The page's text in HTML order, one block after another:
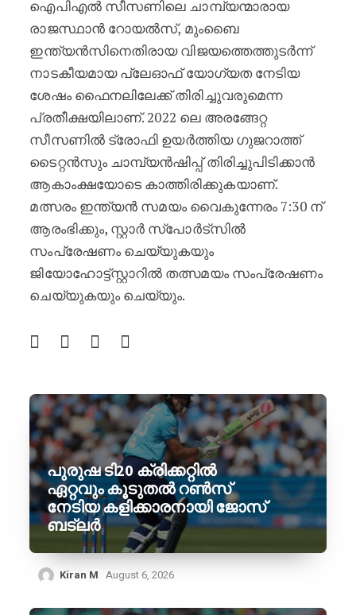
ഐപിഎൽ സീസണിലെ ചാമ്പ്യന്മാരായ
രാജസ്ഥാൻ റോയൽസ്, മുംബൈ
ഇന്ത്യൻസിനെതിരായ വിജയത്തെത്തുടർന്ന്
നാടകീയമായ പ്ലേഓഫ് യോഗ്യത നേടിയ
ശേഷം ഫൈനലിലേക്ക് തിരിച്ചുവരുമെന്ന
പ്രതീക്ഷയിലാണ്. 2022 ലെ അരങ്ങേറ്റ
സീസണിൽ ട്രോഫി ഉയർത്തിയ ഗുജറാത്ത്
ടൈറ്റൻസും ചാമ്പ്യൻഷിപ്പ് തിരിച്ചുപിടിക്കാൻ
ആകാംക്ഷയോടെ കാത്തിരിക്കുകയാണ്.
മത്സരം ഇന്ത്യൻ സമയം വൈകുന്നേരം 7:30 ന്
ആരംഭിക്കും, സ്റ്റാർ സ്പോർട്സിൽ
സംപ്രേഷണം ചെയ്യുകയും
ജിയോഹോട്ട്സ്റ്റാറിൽ തത്സമയം സംപ്രേഷണം
ചെയ്യുകയും ചെയ്യും.
പുരുഷ ടി20 ക്രിക്കറ്റിൽ
ഏറ്റവും കൂടുതൽ റൺസ്
നേടിയ കളിക്കാരനായി ജോസ്
ബട്‌ലർ
Kiran M August 6, 2026